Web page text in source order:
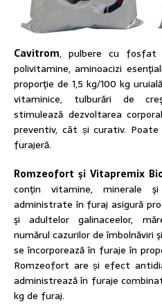
Cavitrom, pulbere cu fosfat
polivitamine, aminoacizi
proporţie de 1,5 kg/100 kg
vitaminice, tulburări de
stimulează dezvoltarea
preventiv, cât și curativ.
furajeră.
Romzeofort şi Vitapremix
conţin vitamine, minerale
administrate în furaj asigură
şi adultelor galinaceelor,
numărul cazurilor de
se încorporează în furaje în
Romzeofort are și efect
administrează în furaje
kg de furaj.